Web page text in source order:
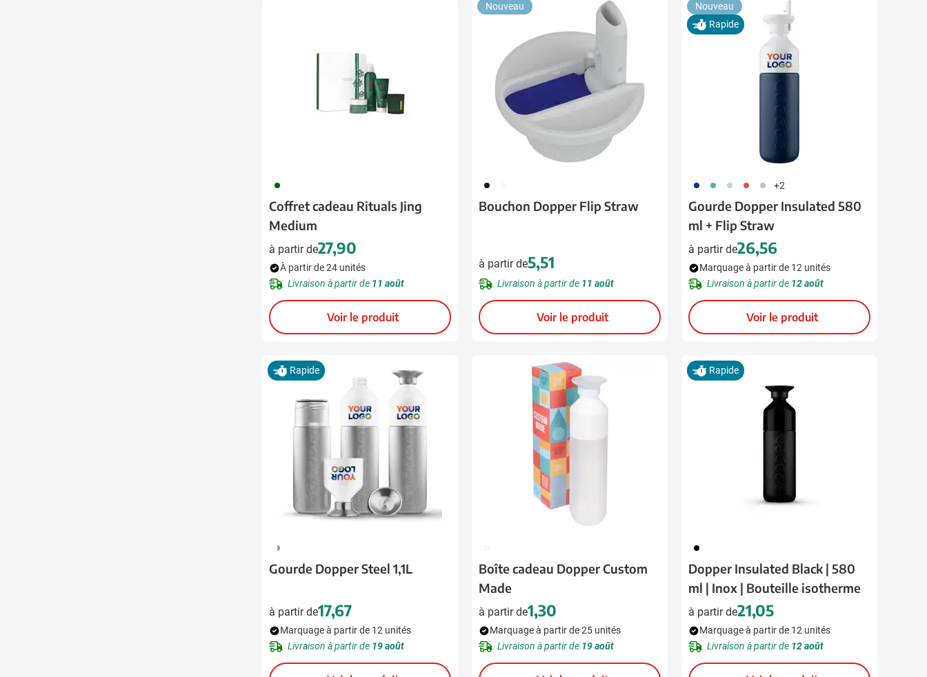
060
Coffret cadeau Rituals Jing
Medium
à partir de27,90
À partir de 24 unités
Livraison à partir de 11 août
Voir le produit
001
Bouchon Dopper Flip Straw
à partir de5,51
Nouveau
Livraison à partir de 11 août
Voir le produit
773 886 887 888 735 +2
Gourde Dopper Insulated 580
ml + Flip Straw
à partir de26,56
Nouveau
Rapide
Marquage à partir de 12 unités
Livraison à partir de 12 août
Voir le produit
325
Gourde Dopper Steel 1,1L
à partir de17,67
Rapide
Marquage à partir de 12 unités
Livraison à partir de 19 août
002
Boîte cadeau Dopper Custom
Made
à partir de1,30
Marquage à partir de 25 unités
Livraison à partir de 19 août
720
Dopper Insulated Black | 580
ml | Inox | Bouteille isotherme
à partir de21,05
Rapide
Marquage à partir de 12 unités
Livraison à partir de 12 août